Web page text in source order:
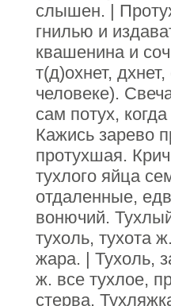
слышен. |
гнилью и
квашенина и
т(д)охнет,
человеке).
сам потух,
Кажись зарево
протухшая.
тухлого яйца
отдаленные,
вонючий.
тухоль, тухота
жара. | Тухоль,
ж. все тухлое,
стерва.